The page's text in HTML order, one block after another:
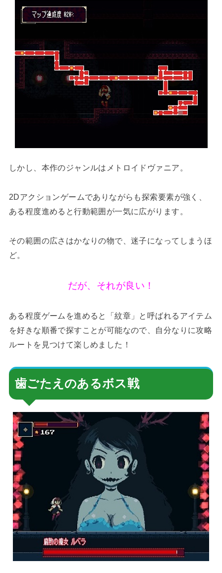
しかし、本作のジャンルはメトロイドヴァニア。
2Dアクションゲームでありながらも探索要素が強く、
ある程度進めると行動範囲が一気に広がります。
その範囲の広さはかなりの物で、迷子になってしまうほ
ど。
だが、それが良い！
ある程度ゲームを進めると「紋章」と呼ばれるアイテム
を好きな順番で探すことが可能なので、自分なりに攻略
ルートを見つけて楽しめました！
歯ごたえのあるボス戦